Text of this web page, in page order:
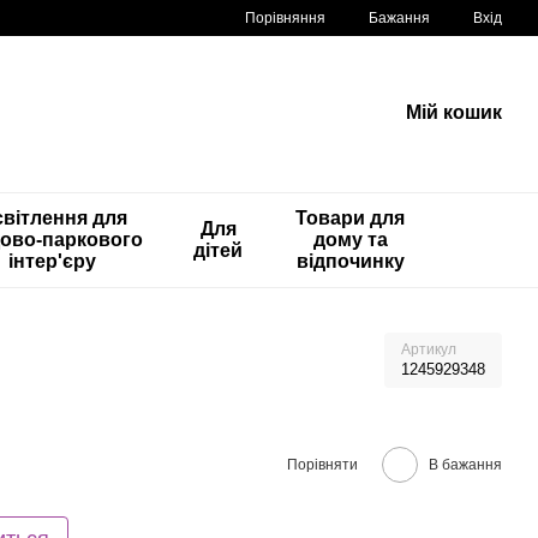
Порівняння Бажання Вхід
Мій кошик
для
паркового
інтер'єру
Для
дітей
Товари для
дому та
відпочинку
Артикул
1245929348
Порівняти В бажання